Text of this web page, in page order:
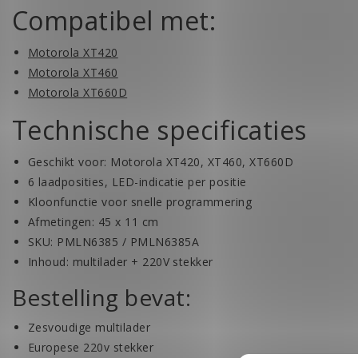
Compatibel met:
Motorola XT420
Motorola XT460
Motorola XT660D
Technische specificaties
Geschikt voor: Motorola XT420, XT460, XT660D
6 laadposities, LED-indicatie per positie
Kloonfunctie voor snelle programmering
Afmetingen: 45 x 11 cm
SKU: PMLN6385 / PMLN6385A
Inhoud: multilader + 220V stekker
Bestelling bevat:
Zesvoudige multilader
Europese 220v stekker